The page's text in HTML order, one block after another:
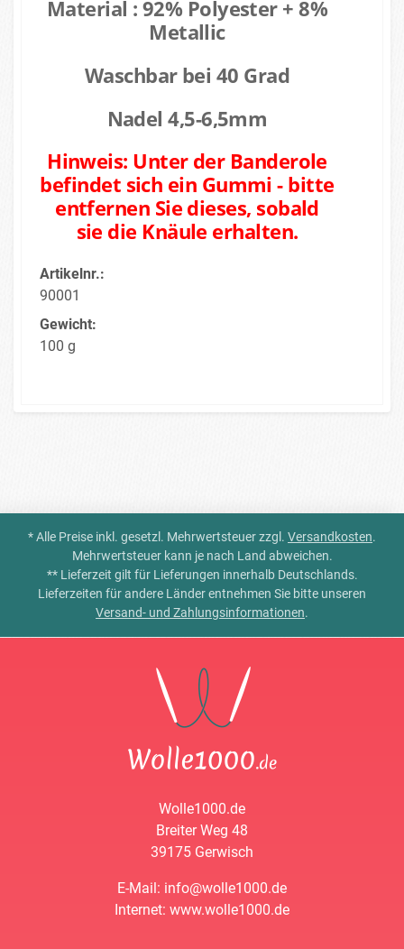
Material : 92% Polyester + 8%
Metallic
Waschbar bei 40 Grad
Nadel 4,5-6,5mm
Hinweis: Unter der Banderole
befindet sich ein Gummi - bitte
entfernen Sie dieses, sobald
sie die Knäule erhalten.
Artikelnr.:
90001
Gewicht:
100 g
* Alle Preise inkl. gesetzl. Mehrwertsteuer zzgl. Versandkosten.
Mehrwertsteuer kann je nach Land abweichen.
** Lieferzeit gilt für Lieferungen innerhalb Deutschlands.
Lieferzeiten für andere Länder entnehmen Sie bitte unseren
Versand- und Zahlungsinformationen.
Wolle1000.de
Breiter Weg 48
39175 Gerwisch
E-Mail: info@wolle1000.de
Internet: www.wolle1000.de